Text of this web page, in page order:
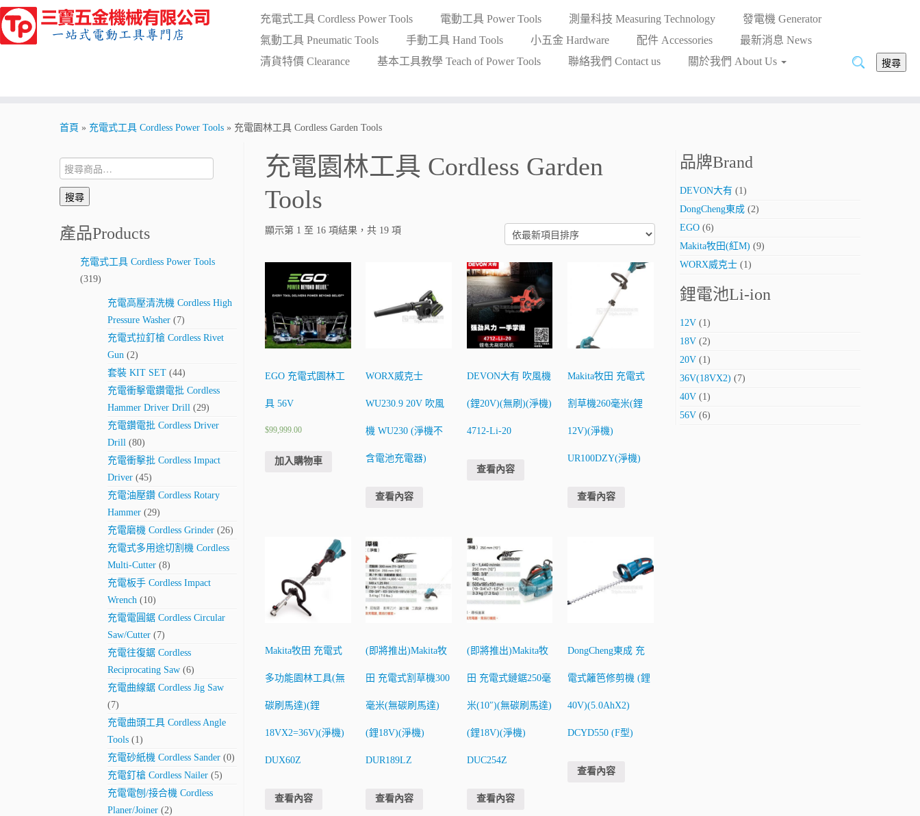
Skip
to
content
充電式工具 Cordless Power Tools 電動工具 Power Tools 測量科技 Measuring Technology
發電機 Generator
氣動工具 Pneumatic Tools
手動工具 Hand Tools 小五金 Hardware 配件 Accessories
最新消息 News
清貨特價 Clearance
基本工具教學 Teach of Power Tools 聯絡我們 Contact us 關於我們 About Us
搜
搜尋
首頁 » 充電式工具 Cordless Power Tools » 充電園林工具 Cordless Garden Tools
搜
尋:
搜尋
產品Products
充電式工具 Cordless Power Tools
(319)
充電高壓清洗機 Cordless High
Pressure Washer (7)
充電式拉釘槍 Cordless Rivet
Gun (2)
套裝 KIT SET (44)
充電衝擊電鑽電批 Cordless
Hammer Driver Drill (29)
充電鑽電批 Cordless Driver
Drill (80)
充電衝擊批 Cordless Impact
Driver (45)
充電油壓鑽 Cordless Rotary
Hammer (29)
充電磨機 Cordless Grinder (26)
充電式多用途切割機 Cordless
Multi-Cutter (8)
充電板手 Cordless Impact
Wrench (10)
充電電圓鋸 Cordless Circular
Saw/Cutter (7)
充電往復鋸 Cordless
Reciprocating Saw (6)
充電曲線鋸 Cordless Jig Saw
(7)
充電曲頭工具 Cordless Angle
Tools (1)
充電砂紙機 Cordless Sander (0)
充電釘槍 Cordless Nailer (5)
充電電刨/接合機 Cordless
Planer/Joiner (2)
充電園林工具 Cordless Garden
Tools
顯示第 1 至 16 項結果，共 19 項
EGO 充電式園林工
具 56V
$99,999.00
加入購物車
WORX威克士
WU230.9 20V 吹風
機 WU230 (淨機不
含電池充電器)
查看內容
DEVON大有 吹風機
(鋰20V)(無刷)(淨機)
4712-Li-20
查看內容
Makita牧田 充電式
割草機260毫米(鋰
12V)(淨機)
UR100DZY(淨機)
查看內容
Makita牧田 充電式
多功能園林工具(無
碳刷馬達)(鋰
18VX2=36V)(淨機)
DUX60Z
查看內容
(即將推出)Makita牧
田 充電式割草機300
毫米(無碳刷馬達)
(鋰18V)(淨機)
DUR189LZ
查看內容
(即將推出)Makita牧
田 充電式鏈鋸250毫
米(10″)(無碳刷馬達)
(鋰18V)(淨機)
DUC254Z
查看內容
DongCheng東成 充
電式籬笆修剪機 (鋰
40V)(5.0AhX2)
DCYD550 (F型)
查看內容
品牌Brand
DEVON大有 (1)
DongCheng東成 (2)
EGO (6)
Makita牧田(紅M) (9)
WORX威克士 (1)
鋰電池Li-ion
12V (1)
18V (2)
20V (1)
36V(18VX2) (7)
40V (1)
56V (6)